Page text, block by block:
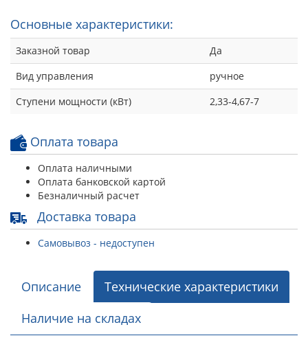
Основные характеристики:
Заказной товар
Да
Вид управления
ручное
Ступени мощности (кВт)
2,33-4,67-7
Оплата товара
Оплата наличными
Оплата банковской картой
Безналичный расчет
Доставка товара
Самовывоз - недоступен
Описание
Технические характеристики
Наличие на складах